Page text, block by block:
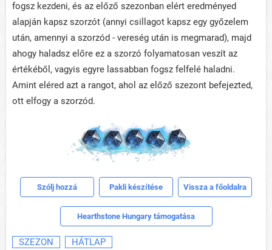
fogsz kezdeni, és az előző szezonban elért eredményed
alapján kapsz szorzót (annyi csillagot kapsz egy győzelem
után, amennyi a szorzód - vereség után is megmarad), majd
ahogy haladsz előre ez a szorzó folyamatosan veszít az
értékéből, vagyis egyre lassabban fogsz felfelé haladni.
Amint eléred azt a rangot, ahol az előző szezont befejezted,
ott elfogy a szorzód.
Szólj hozzá Pakli készítése Vissza a főoldalra
Hearthstone Hungary támogatása
SZEZON HÁTLAP